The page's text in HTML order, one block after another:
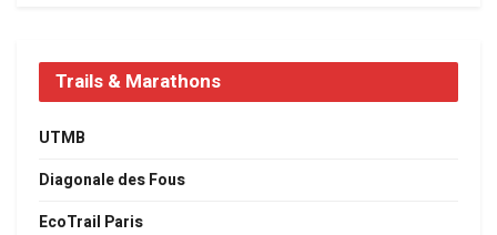
Trails & Marathons
UTMB
Diagonale des Fous
EcoTrail Paris